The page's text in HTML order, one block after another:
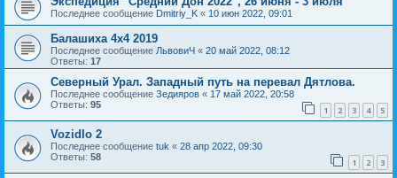
Последнее сообщение Dmitriy_K « 10 июн 2022, 09:01
Балашиха 4х4 2019
Последнее сообщение ЛьвовиЧ « 20 май 2022, 08:12
Ответы: 17
Северный Урал. Западный путь на перевал Дятлова.
Последнее сообщение Зедияров « 17 май 2022, 20:58
Ответы: 95 1 2 3 4 5
Vozidlo 2
Последнее сообщение tuk « 28 апр 2022, 09:30
Ответы: 58 1 2 3